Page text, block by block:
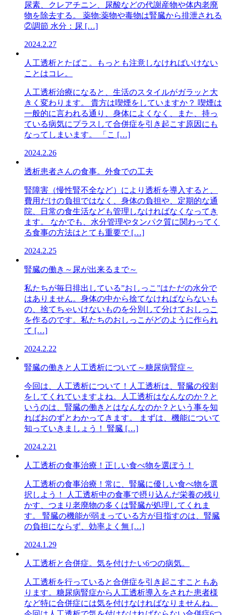
尿素、クレアチニン、尿酸などの代謝産物や体内老廃
物を除去する。 薬物:薬物や毒物は腎臓から排泄される
②調節 水分：尿 […]
2024.2.27
人工透析とたばこ。もっとも注意しなければいけない
ことはコレ。
人工透析治療になると、生活のスタイルがガラッと大
きく変わります。 貴方は喫煙をしていますか？ 喫煙は
一般的に言われる通り、身体によくなく、また、持っ
ている病気にプラスして合併症を引き起こす原因にも
なってしまいます。 「こ […]
2024.2.26
透析患者さんの食事。外食での工夫
腎障害（慢性腎不全など）により透析を導入すると、
費用だけの負担ではなく、身体の負担や、定期的な通
院、日常の食生活なども管理しなければなくなってき
ます。 なかでも、水分管理やタンパク質に関わってく
る食事の方法はとても重要で […]
2024.2.25
腎臓の働き～尿が出来るまで～
私たちが毎日排出している”おしっこ”はただの水分で
はありません。身体の中から捨てなければならないも
の、捨てちゃいけないものを分別して分けておしっこ
を作るのです。私たちのおしっこがどのように作られ
て […]
2024.2.22
腎臓の働きと人工透析について～糖尿病腎症～
今回は、人工透析について！人工透析は、腎臓の役割
をしてくれていますよね。人工透析はなんなのか？と
いうのは、腎臓の働きとはなんなのか？という事を知
ればおのずとわかってきます。 まずは、機能について
知っていきましょう！ 腎臓 […]
2024.2.21
人工透析の食事治療！正しい食べ物を選ぼう！
人工透析の食事治療！常に、腎臓に優しい食べ物を選
択しよう！ 人工透析中の食事で摂り込んだ栄養の残り
かす、つまり老廃物の多くは腎臓が処理してくれま
す。 腎臓の機能が弱まっている方が目指すのは、腎臓
の負担にならず、効率よく無 […]
2024.1.29
人工透析と合併症。気を付けたい6つの病気。
人工透析を行っていると合併症を引き起こすこともあ
ります。糖尿病腎症から人工透析導入をされた患者様
など特に合併症には気を付けなければなりませんね。